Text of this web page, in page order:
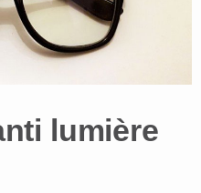
lumière